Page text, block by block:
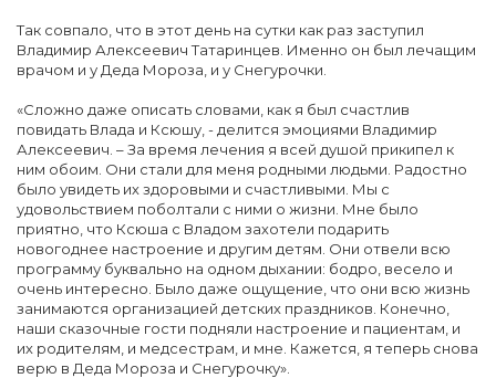
Так совпало, что в этот день на сутки как раз заступил
Владимир Алексеевич Татаринцев. Именно он был лечащим
врачом и у Деда Мороза, и у Снегурочки.
«Сложно даже описать словами, как я был счастлив
повидать Влада и Ксюшу, - делится эмоциями Владимир
Алексеевич. – За время лечения я всей душой прикипел к
ним обоим. Они стали для меня родными людьми. Радостно
было увидеть их здоровыми и счастливыми. Мы с
удовольствием поболтали с ними о жизни. Мне было
приятно, что Ксюша с Владом захотели подарить
новогоднее настроение и другим детям. Они отвели всю
программу буквально на одном дыхании: бодро, весело и
очень интересно. Было даже ощущение, что они всю жизнь
занимаются организацией детских праздников. Конечно,
наши сказочные гости подняли настроение и пациентам, и
их родителям, и медсестрам, и мне. Кажется, я теперь снова
верю в Деда Мороза и Снегурочку».